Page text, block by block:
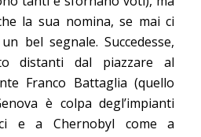
la sua nomina, se mai ci
bel segnale. Succedesse,
distanti dal piazzare al
Franco Battaglia (quello
è colpa degl’impianti
e a Chernobyl come a